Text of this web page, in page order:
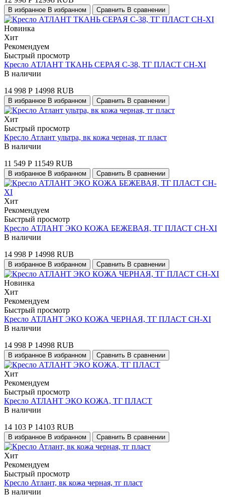
В избранное В избранном Сравнить В сравнении
Новинка
Хит
Рекомендуем
Быстрый просмотр
Кресло АТЛАНТ ТКАНЬ СЕРАЯ С-38, ТГ ПЛАСТ СН-XI
В наличии
14 998 Р 14998 RUB
В избранное В избранном Сравнить В сравнении
Хит
Быстрый просмотр
Кресло Атлант ультра, вк кожа черная, тг пласт
В наличии
11 549 Р 11549 RUB
В избранное В избранном Сравнить В сравнении
Хит
Рекомендуем
Быстрый просмотр
Кресло АТЛАНТ ЭКО КОЖА БЕЖЕВАЯ, ТГ ПЛАСТ СН-XI
В наличии
14 998 Р 14998 RUB
В избранное В избранном Сравнить В сравнении
Новинка
Хит
Рекомендуем
Быстрый просмотр
Кресло АТЛАНТ ЭКО КОЖА ЧЕРНАЯ, ТГ ПЛАСТ СН-XI
В наличии
14 998 Р 14998 RUB
В избранное В избранном Сравнить В сравнении
Хит
Рекомендуем
Быстрый просмотр
Кресло АТЛАНТ ЭКО КОЖА, ТГ ПЛАСТ
В наличии
14 103 Р 14103 RUB
В избранное В избранном Сравнить В сравнении
Хит
Рекомендуем
Быстрый просмотр
Кресло Атлант, вк кожа черная, тг пласт
В наличии